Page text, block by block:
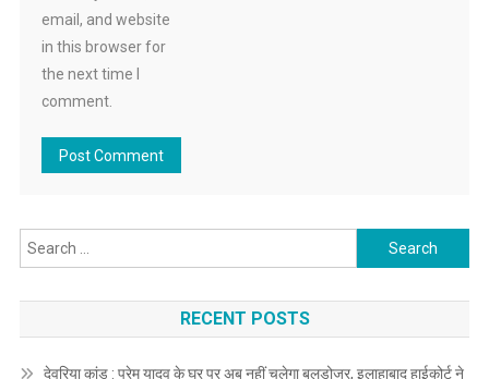
email, and website
in this browser for
the next time I
comment.
Search
for:
RECENT POSTS
देवरिया कांड : प्रेम यादव के घर पर अब नहीं चलेगा बुलडोजर, इलाहाबाद हाईकोर्ट ने